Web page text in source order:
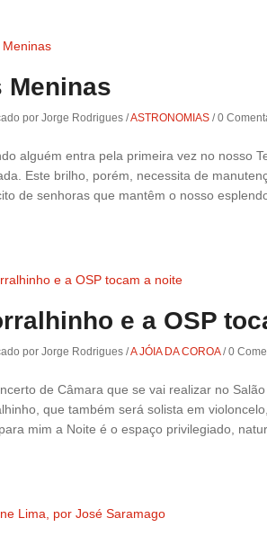
Meninas
por Jorge Rodrigues /ASTRONOMIAS /0
alguém entra pela primeira vez no nosso
Este brilho, porém, necessita de
de senhoras que mantêm o nosso
e a OSP
por Jorge Rodrigues /A JÓIA DA COROA /0
de Câmara que se vai realizar no
que também será solista em
mim a Noite é o espaço privilegiado,